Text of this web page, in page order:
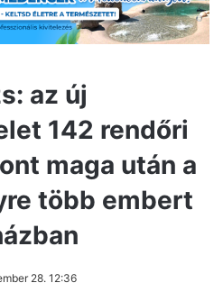
az új
142 rendőri
maga után a
több embert
28. 12:36